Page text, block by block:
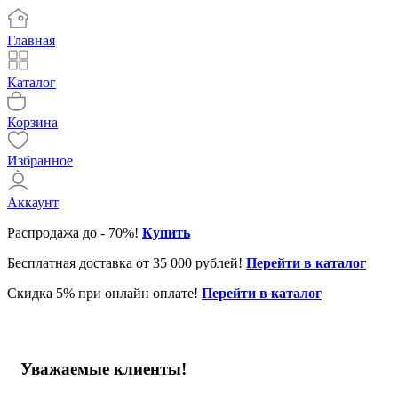
Главная
Каталог
Корзина
Избранное
Аккаунт
Распродажа до - 70%! Купить
Бесплатная доставка от 35 000 рублей! Перейти в каталог
Скидка 5% при онлайн оплате! Перейти в каталог
Уважаемые клиенты!